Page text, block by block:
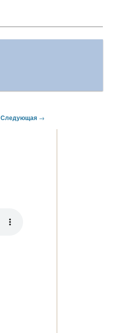
Следующая →